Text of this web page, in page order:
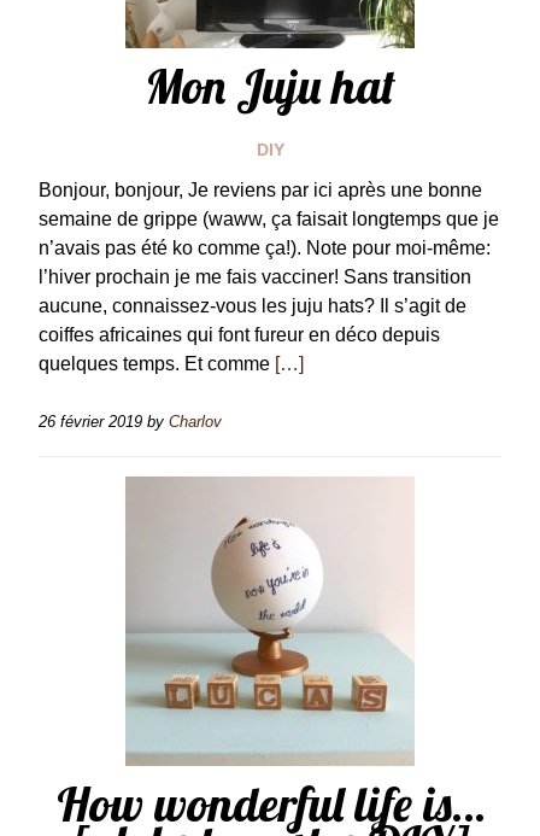
Mon Juju hat
DIY
Bonjour, bonjour, Je reviens par ici après une bonne
semaine de grippe (waww, ça faisait longtemps que je
n’avais pas été ko comme ça!). Note pour moi-même:
l’hiver prochain je me fais vacciner! Sans transition
aucune, connaissez-vous les juju hats? Il s’agit de
coiffes africaines qui font fureur en déco depuis
quelques temps. Et comme […]
26 février 2019 by Charlov
How wonderful life is…